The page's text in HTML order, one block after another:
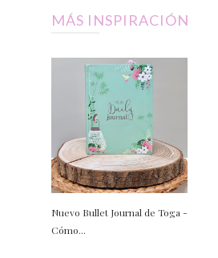
MÁS INSPIRACIÓN
Nuevo Bullet Journal de Toga -
Cómo...